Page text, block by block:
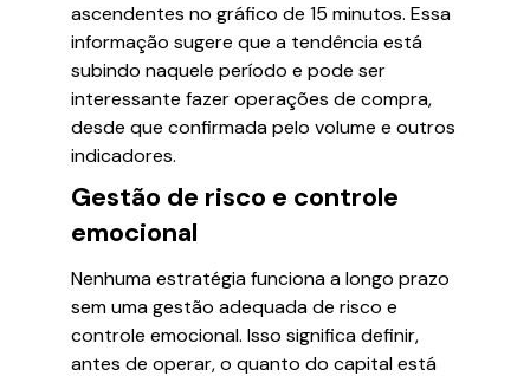
ascendentes no gráfico de 15 minutos. Essa
informação sugere que a tendência está
subindo naquele período e pode ser
interessante fazer operações de compra,
desde que confirmada pelo volume e outros
indicadores.
Gestão de risco e controle
emocional
Nenhuma estratégia funciona a longo prazo
sem uma gestão adequada de risco e
controle emocional. Isso significa definir,
antes de operar, o quanto do capital está